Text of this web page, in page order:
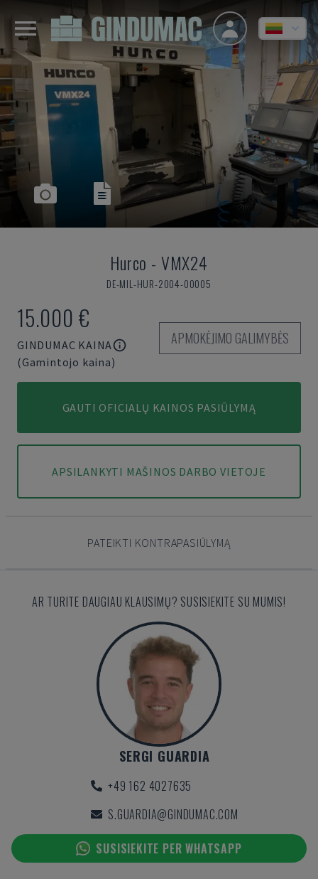
Hurco - VMX24
DE-MIL-HUR-2004-00005
15.000 €
GINDUMAC KAINA
(Gamintojo kaina)
APMOKĖJIMO GALIMYBĖS
GAUTI OFICIALŲ KAINOS PASIŪLYMĄ
APSILANKYTI MAŠINOS DARBO VIETOJE
PATEIKTI KONTRAPASIŪLYMĄ
AR TURITE DAUGIAU KLAUSIMŲ? SUSISIEKITE SU MUMIS!
SERGI GUARDIA
+49 162 4027635
S.GUARDIA@GINDUMAC.COM
SUSISIEKITE PER WHATSAPP